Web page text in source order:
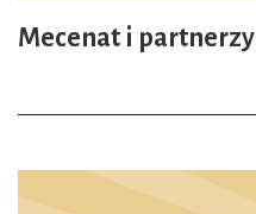
Mecenat i partnerzy